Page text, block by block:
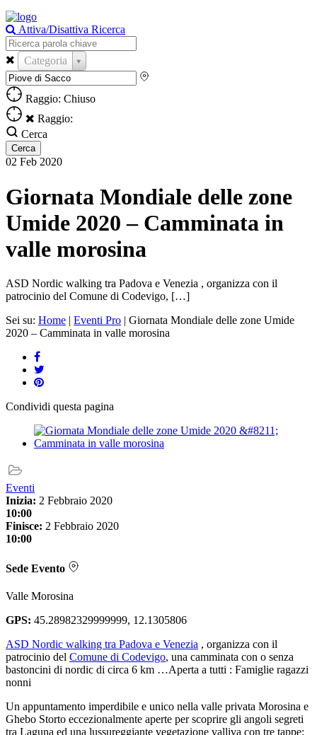
Attiva/Disattiva Ricerca
Categoria
Raggio: Chiuso
Raggio:
Cerca
02 Feb 2020
Giornata Mondiale delle zone
Umide 2020 – Camminata in
valle morosina
ASD Nordic walking tra Padova e Venezia , organizza con il
patrocinio del Comune di Codevigo, […]
Sei su: Home | Eventi Pro | Giornata Mondiale delle zone Umide
2020 – Camminata in valle morosina
Condividi questa pagina
Eventi
Inizia: 2 Febbraio 2020
10:00
Finisce: 2 Febbraio 2020
10:00
Sede Evento
Valle Morosina
GPS: 45.28982329999999, 12.1305806
ASD Nordic walking tra Padova e Venezia , organizza con il
patrocinio del Comune di Codevigo, una camminata con o senza
bastoncini di nordic di circa 6 km …Aperta a tutti : Famiglie ragazzi
nonni
Un appuntamento imperdibile e unico nella valle privata Morosina e
Ghebo Storto eccezionalmente aperte per scoprire gli angoli segreti
tra Laguna ed una lussureggiante vegetazione valliva con tre tappe: